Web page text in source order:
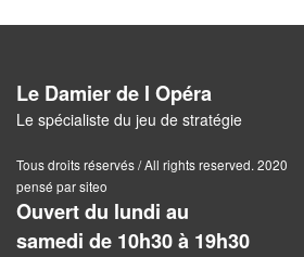
Escape
/
Enquête
Jeux
évolutifs
Jeux
Le Damier de l Opéra
Le spécialiste du jeu de stratégie
Tous droits réservés / All rights reserved. 2020
pensé par siteo
Ouvert du lundi au
samedi de 10h30 à 19h30